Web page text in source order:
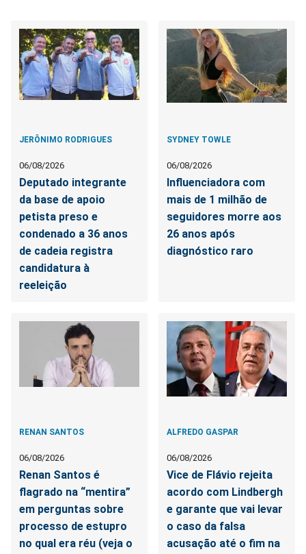
JERÔNIMO RODRIGUES
06/08/2026
Deputado integrante
da base de apoio
petista preso e
condenado a 36 anos
de cadeia registra
candidatura à
reeleição
SYDNEY TOWLE
06/08/2026
Influenciadora com
mais de 1 milhão de
seguidores morre aos
26 anos após
diagnóstico raro
RENAN SANTOS
06/08/2026
Renan Santos é
flagrado na “mentira”
em perguntas sobre
processo de estupro
no qual era réu (veja o
ALFREDO GASPAR
06/08/2026
Vice de Flávio rejeita
acordo com Lindbergh
e garante que vai levar
o caso da falsa
acusação até o fim na